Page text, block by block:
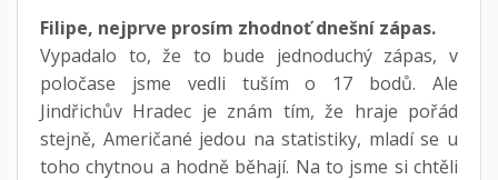
Filipe, nejprve prosím zhodnoť dnešní zápas.
Vypadalo to, že to bude jednoduchý zápas, v
poločase jsme vedli tuším o 17 bodů. Ale
Jindřichův Hradec je znám tím, že hraje pořád
stejně, Američané jedou na statistiky, mladí se u
toho chytnou a hodně běhají. Na to jsme si chtěli